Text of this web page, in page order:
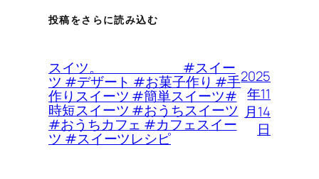
投稿をさらに読み込む
スイツ。 #スイー
ツ #デザート #お菓子作り #手
作りスイーツ #簡単スイーツ#
時短スイーツ #おうちスイーツ
#おうちカフェ #カフェスイー
ツ #スイーツレシピ
2025
年11
月14
日